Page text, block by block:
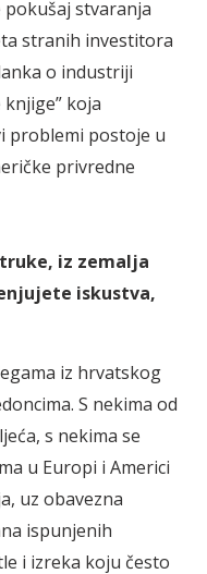
pokušaj stvaranja
stranih investitora
o industriji
koja
problemi postoje u
privredne
iz zemalja
iskustva,
iz hrvatskog
S nekima od
s nekima se
u Europi i Americi
uz obavezna
ispunjenih
i izreka koju često